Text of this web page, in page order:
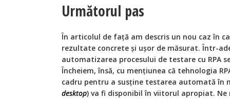
Următorul pas
În articolul de față am descris un nou caz în
rezultate concrete și ușor de măsurat. Într-
automatizarea procesului de testare cu RPA
Încheiem, însă, cu mențiunea că tehnologia
cadru pentru a susține testarea automată
desktop) va fi disponibil în viitorul apropiat.